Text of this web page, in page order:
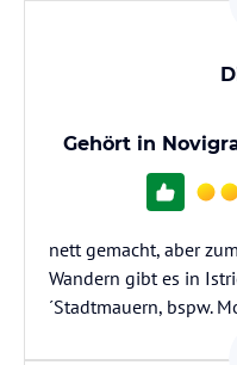
Gehört in
nett gemacht, aber
Wandern gibt es in
´Stadtmauern, bspw.